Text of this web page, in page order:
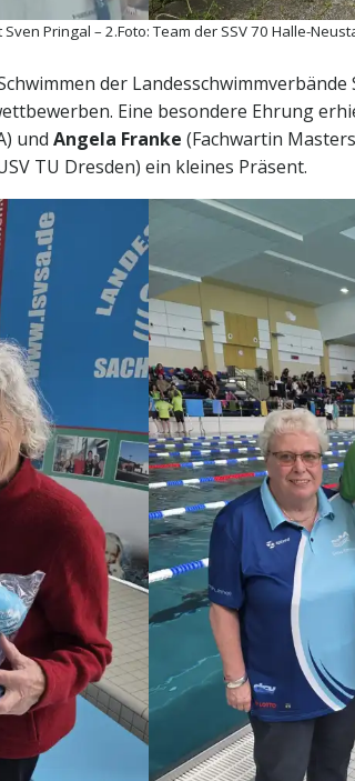
Pringal – 2.Foto: Team der SSV 70 Halle-
der
Eine besondere Ehrung
und Angela Franke (Fachwartin
TU Dresden) ein kleines Präsent.